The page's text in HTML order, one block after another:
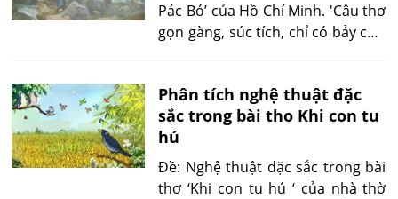
Pác Bó’ của Hồ Chí Minh. 'Câu thơ
gọn gàng, súc tích, chỉ có bảy chữ
gian là ‘bờ suối’, ‘hang’ và trên
nền của thời gian...'
Phân tích nghệ thuật đặc
sắc trong bài tho Khi con tu
hú
Đề: Nghệ thuật đặc sắc trong bài
thơ ‘Khi con tu hú ‘ của nhà thờ